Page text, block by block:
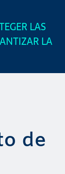
LAS
LA
de